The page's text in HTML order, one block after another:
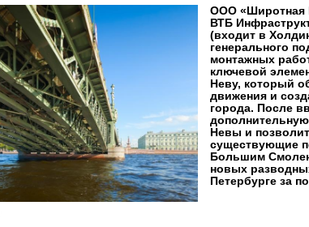
ООО «Широтная
ВТБ
(входит в
генерального
монтажных
ключевой
Неву, который
движения и
города. После
Невы и
существующие
Большим
новых
Петербурге за